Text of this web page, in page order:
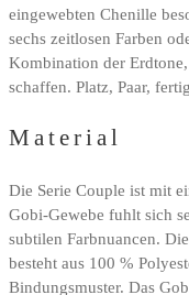
eingewebten Chenille
sechs zeitlosen Farben
Kombination der
schaffen. Platz, Paar,
Material
Die Serie Couple ist mit
Gobi-Gewebe fuhlt sich
subtilen Farbnuancen.
besteht aus 100 %
Bindungsmuster. Das